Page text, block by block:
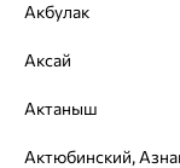
Акбулак
Аксай
Актаныш